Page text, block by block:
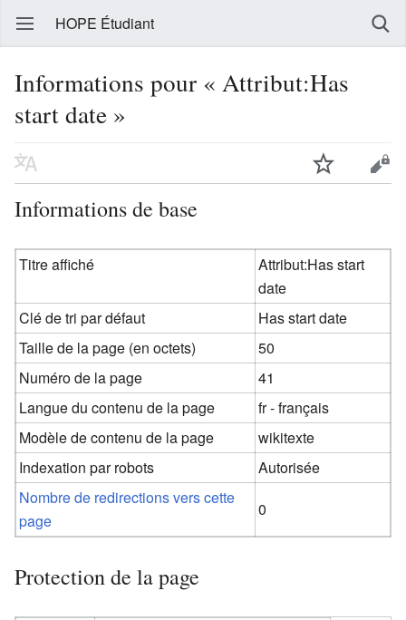
HOPE Étudiant
Informations pour « Attribut:Has
start date »
Informations de base
Titre affiché
Attribut:Has start
date
Clé de tri par défaut
Has start date
Taille de la page (en octets)
50
Numéro de la page
41
Langue du contenu de la page
fr - français
Modèle de contenu de la page
wikitexte
Indexation par robots
Autorisée
Nombre de redirections vers cette
page
0
Protection de la page